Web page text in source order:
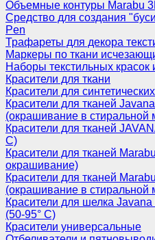
Объемные контуры Marabu
Средство для создания
Pen
Трафареты для декора
Маркеры по ткани
Наборы текстильных
Красители для ткани
Красители для
Красители для тканей
(окрашивание в стиральной
Красители для тканей
С)
Красители для тканей
окрашивание)
Красители для тканей
(окрашивание в
Красители для шелка
(50-95° С)
Красители универсальные